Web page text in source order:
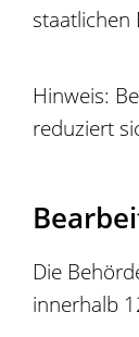
staatlichen
Hinweis:
reduziert
Die
innerhalb